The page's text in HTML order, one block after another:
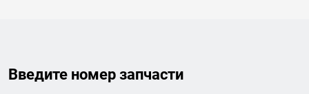
Введите номер запчасти